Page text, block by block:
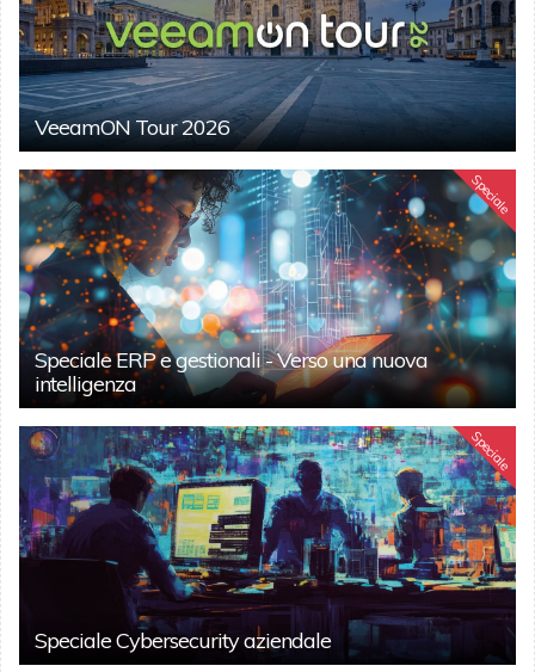
VeeamON Tour 2026
Speciale
Speciale ERP e gestionali - Verso una nuova
intelligenza
Speciale
Speciale Cybersecurity aziendale